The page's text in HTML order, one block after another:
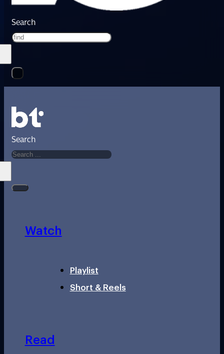
Search
Search
Watch
Playlist
Short & Reels
Read